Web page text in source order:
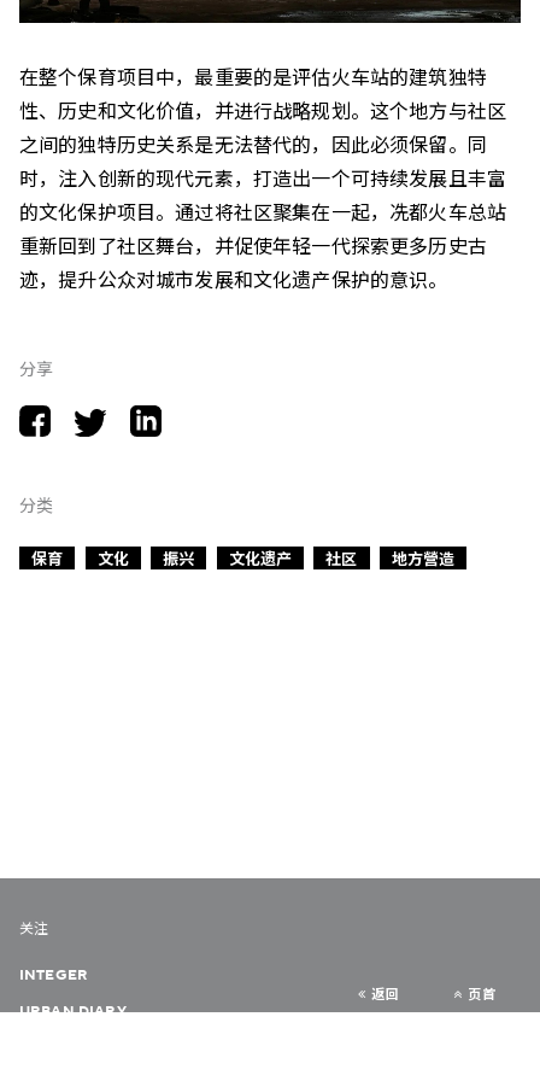
在整个保育项目中，最重要的是评估火车站的建筑独特
性、历史和文化价值，并进行战略规划。这个地方与社区
之间的独特历史关系是无法替代的，因此必须保留。同
时，注入创新的现代元素，打造出一个可持续发展且丰富
的文化保护项目。通过将社区聚集在一起，冼都火车总站
重新回到了社区舞台，并促使年轻一代探索更多历史古
迹，提升公众对城市发展和文化遗产保护的意识。
分享
分类
保育 文化 振兴 文化遗产 社区 地方營造
返回 页首
关注
INTEGER
URBAN DIARY